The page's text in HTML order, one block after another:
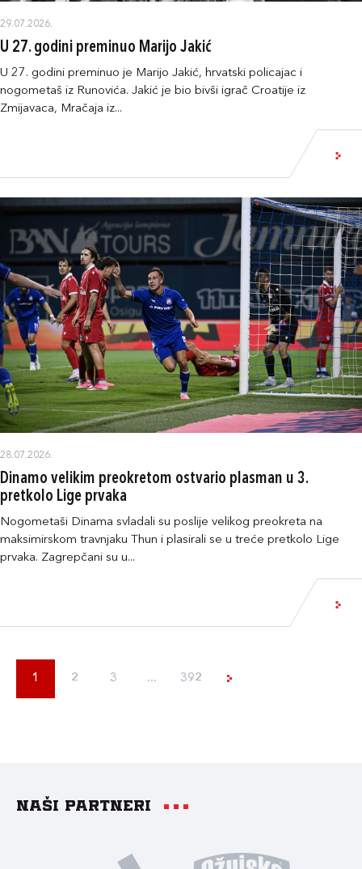
29.07.2026.
U 27. godini preminuo Marijo Jakić
U 27. godini preminuo je Marijo Jakić, hrvatski policajac i
nogometaš iz Runovića. Jakić je bio bivši igrač Croatije iz
Zmijavaca, Mračaja iz...
28.07.2026.
Dinamo velikim preokretom ostvario plasman u 3.
pretkolo Lige prvaka
Nogometaši Dinama svladali su poslije velikog preokreta na
maksimirskom travnjaku Thun i plasirali se u treće pretkolo Lige
prvaka. Zagrepčani su u...
1 2 3 ... 392
Naši partneri